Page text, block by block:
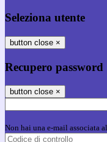
Seleziona utente
button close ×
Recupero password
button close ×
Non hai una e-mail associata